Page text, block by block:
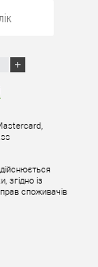
згідно із
споживачів